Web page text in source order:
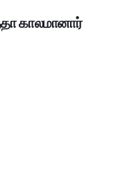
காலமானார்